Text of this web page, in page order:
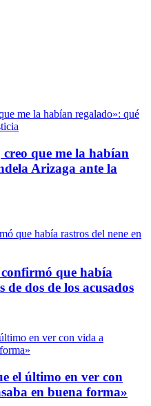
que me la habían
Arizaga ante la
que había
de dos de los acusados
el último en ver con
en buena forma»